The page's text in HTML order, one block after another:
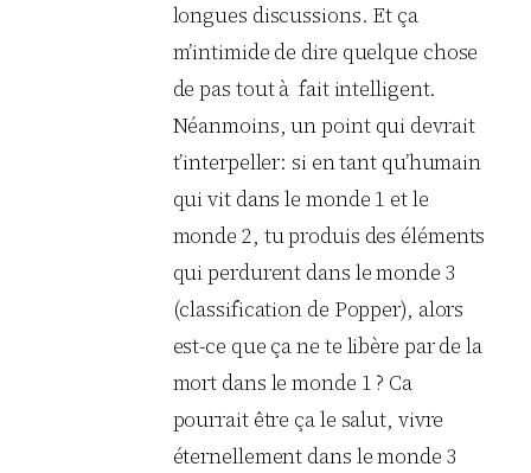
longues discussions. Et ça
m’intimide de dire quelque chose
de pas tout à fait intelligent.
Néanmoins, un point qui devrait
t’interpeller: si en tant qu’humain
qui vit dans le monde 1 et le
monde 2, tu produis des éléments
qui perdurent dans le monde 3
(classification de Popper), alors
est-ce que ça ne te libère par de la
mort dans le monde 1 ? Ca
pourrait être ça le salut, vivre
éternellement dans le monde 3